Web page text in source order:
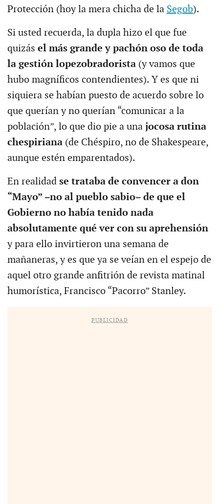
Protección (hoy la mera chicha de la Segob).
Si usted recuerda, la dupla hizo el que fue
quizás el más grande y pachón oso de toda
la gestión lopezobradorista(y vamos que
hubo magníficos contendientes). Y es que ni
siquiera se habían puesto de acuerdo sobre lo
que querían y no querían “comunicar a la
población”, lo que dio pie a una jocosa rutina
chespiriana (de Chéspiro, no de Shakespeare,
aunque estén emparentados).
En realidad se trataba de convencer a don
“Mayo” −no al pueblo sabio− de que el
Gobierno no había tenido nada
absolutamente qué ver con su aprehensión
y para ello invirtieron una semana de
mañaneras, y es que ya se veían en el espejo de
aquel otro grande anfitrión de revista matinal
humorística, Francisco “Pacorro” Stanley.
PUBLICIDAD